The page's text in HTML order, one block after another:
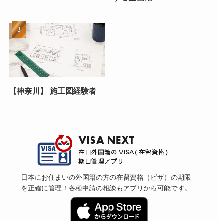
【神奈川】 施工図経験者
日本にお住まいの外国籍の方の在留資格（ビザ）の期限
を正確に管理！各種申請の相談もアプリから可能です。